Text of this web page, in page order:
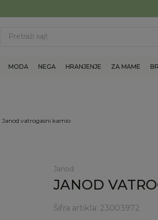
Pretraži sajt
MODA NEGA HRANJENJE ZA MAME
Janod vatrogasni kamio
Janod
JANOD
Šifra artikla: 23003972